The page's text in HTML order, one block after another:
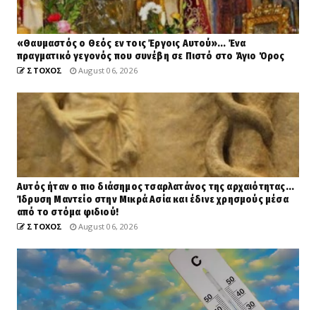
«Θαυμαστός ο Θεός εν τοις Έργοις Αυτού»... Ένα
πραγματικό γεγονός που συνέβη σε Πιστό στο Άγιο Όρος
ΣΤΟΧΟΣ August 06, 2026
Αυτός ήταν ο πιο διάσημος τσαρλατάνος της αρχαιότητας...
Ίδρυση Μαντείο στην Μικρά Ασία και έδινε χρησμούς μέσα
από το στόμα φιδιού!
ΣΤΟΧΟΣ August 06, 2026